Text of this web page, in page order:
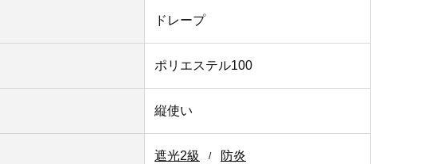
ドレープ
ポリエステル100
縦使い
遮光2級 防炎